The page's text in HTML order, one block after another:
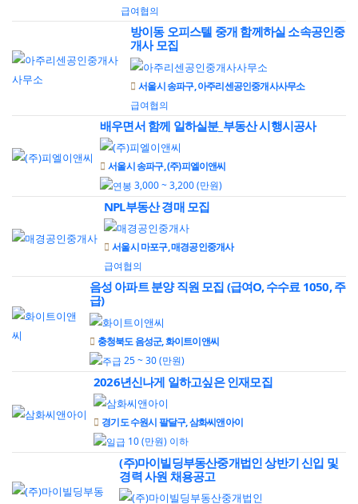
급여협의
방이동 오피스텔 중개 함께하실 소속공인중
개사 모집
서울시 송파구, 아주리센공인중개사사무소
급여협의
배우면서 함께 일하실분_부동산 시행시공사
서울시 송파구, (주)피엘이앤씨
3,000 ~ 3,200 (만원)
NPL부동산 경매 모집
서울시 마포구, 매경공인중개사
급여협의
음성 아파트 분양 직원 모집 (급여O, 수수료 1050, 주
급)
충청북도 음성군, 화이트이앤씨
25 ~ 30 (만원)
2026년신나게 일하고싶은 인재모집
경기도 수원시 팔달구, 삼화씨앤아이
10 (만원) 이하
(주)마이빌딩부동산중개법인 상반기 신입 및
경력 사원 채용공고